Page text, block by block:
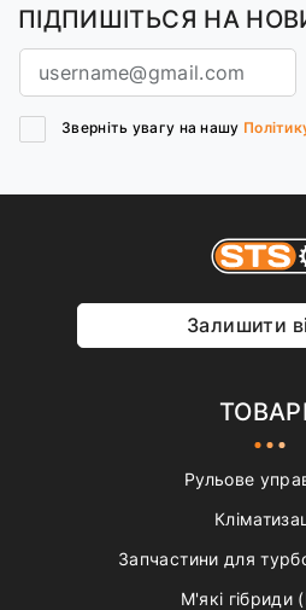
ПІДПИШІТЬСЯ НА
Зверніть увагу на нашу
Залишити
Рульове
Запчастини для
М'які гібриди